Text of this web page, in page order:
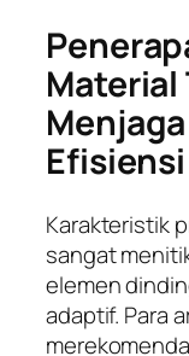
Karakteristik
sangat
elemen
adaptif. Para